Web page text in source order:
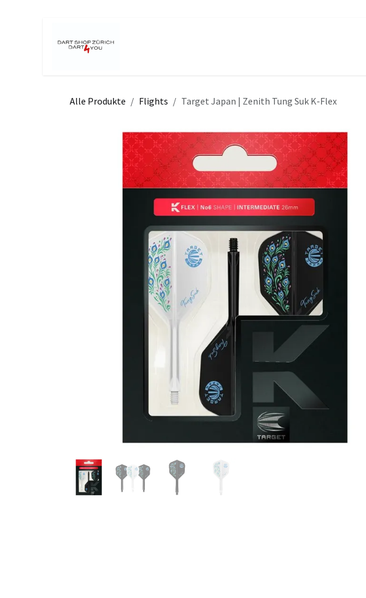
Alle Produkte Flights Target Japan | Zenith Tung Suk K-Flex